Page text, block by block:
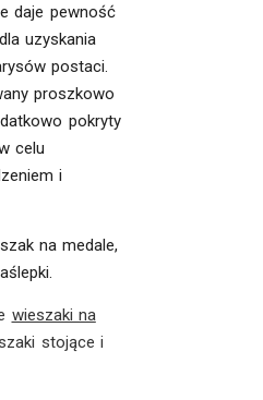
daje pewność
uzyskania
postaci.
proszkowo
pokryty
celu
i
na medale,
wieszaki na
stojące i